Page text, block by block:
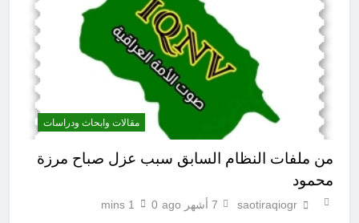
مقالات وابحاث ودراسات
من ملفات النظام السابق سبب عزل صباح مرزة
محمود
saotiraqiogr 7 أشهر ago 0
1 mins